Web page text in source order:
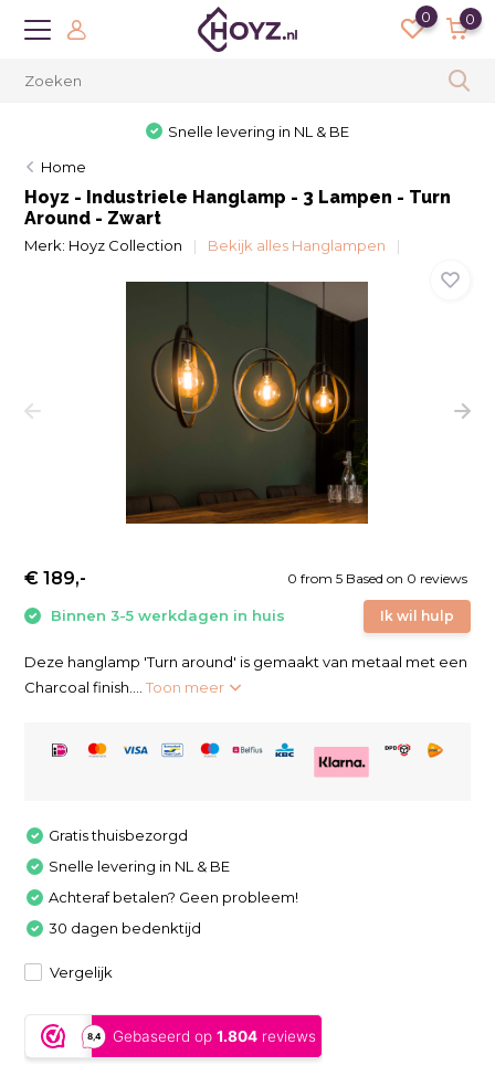
0 0
Snelle levering in NL & BE
Home
Hoyz - Industriele Hanglamp - 3 Lampen - Turn
Around - Zwart
Merk: Hoyz Collection Bekijk alles Hanglampen
0 from 5 Based on 0 reviews
Ik wil hulp
€ 189,-
Binnen 3-5 werkdagen in huis
Deze hanglamp 'Turn around' is gemaakt van metaal met een
Charcoal finish....Toon meer
Gratis thuisbezorgd
Snelle levering in NL & BE
Achteraf betalen? Geen probleem!
30 dagen bedenktijd
Vergelijk